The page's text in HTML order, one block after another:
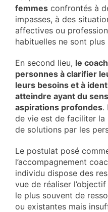
femmes confrontés à
impasses, à des
affectives ou
habituelles ne sont plus
En second lieu, le
personnes à clarifier
leurs besoins et à
atteindre ayant du
aspirations profondes.
de vie est de faciliter la
de solutions par les
Le postulat posé
l’accompagnement
individu dispose des
vue de réaliser
le plus souvent de
ou existantes mais